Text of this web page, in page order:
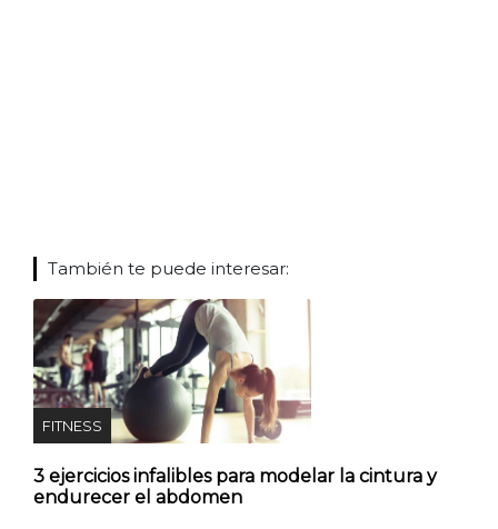
También te puede interesar:
FITNESS
3 ejercicios infalibles para modelar la cintura y
endurecer el abdomen